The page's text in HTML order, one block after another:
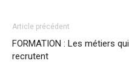
Article précédent
FORMATION : Les métiers qui
recrutent